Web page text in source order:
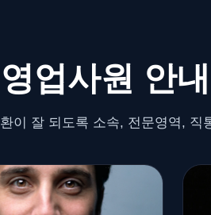
업사원 안내
이 잘 되도록 소속, 전문영역, 직